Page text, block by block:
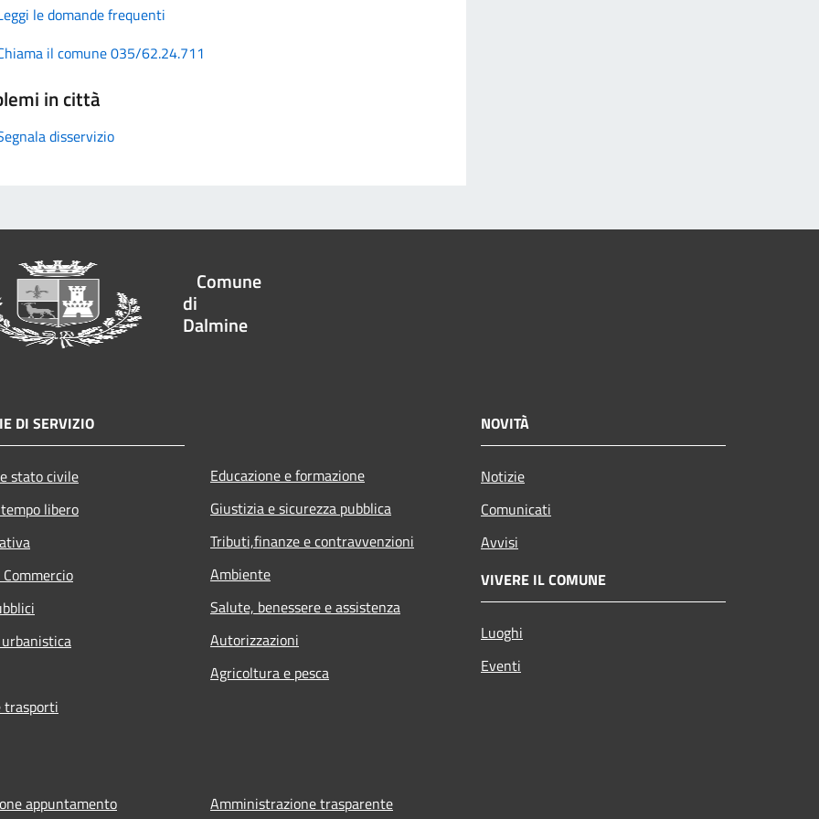
le domande frequenti
il comune 035/62.24.711
in città
disservizio
Comune
di
Dalmine
DI SERVIZIO
stato civile
libero
trasporti
Educazione e formazione
Giustizia e sicurezza pubblica
Tributi,finanze e contravvenzioni
Ambiente
Salute, benessere e assistenza
Autorizzazioni
Agricoltura e pesca
NOVITÀ
Notizie
Comunicati
Avvisi
VIVERE IL COMUNE
Luoghi
Eventi
appuntamento Amministrazione trasparente